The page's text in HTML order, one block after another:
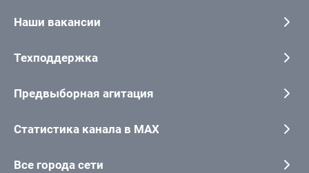
Наши вакансии
Техподдержка
Предвыборная агитация
Статистика канала в MAX
Все города сети